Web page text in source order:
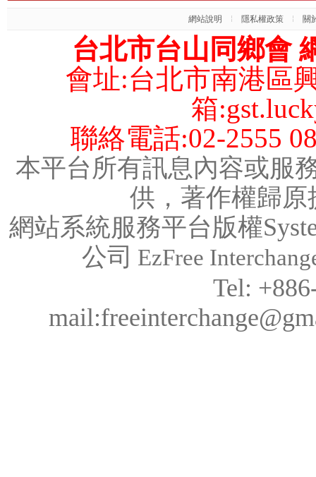
網站說明 隱私權政策 關
台北市台山同鄉會
會址:台北市南港區
箱
聯絡電話:02-2555
本平台所有訊息內容或服
供，著作權歸
網站系統服務平台版權
公司 EzFree
Tel: